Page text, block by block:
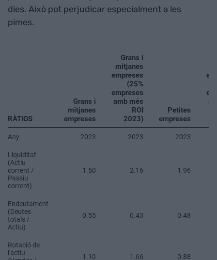
dies. Això pot perjudicar especialment a les
pimes.